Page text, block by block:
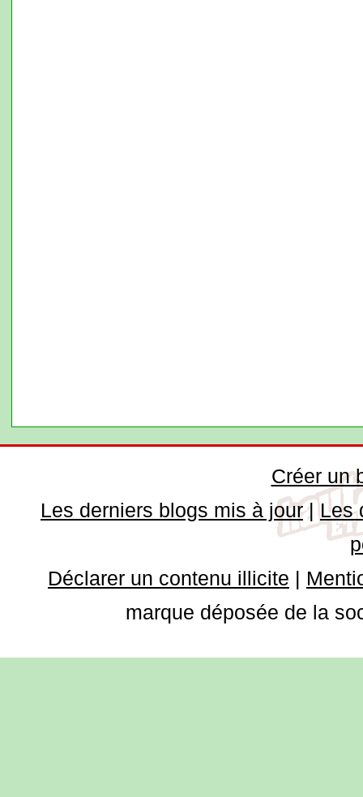
Créer un
Les derniers blogs mis à jour|Les
Déclarer un contenu illicite |
marque déposée de la